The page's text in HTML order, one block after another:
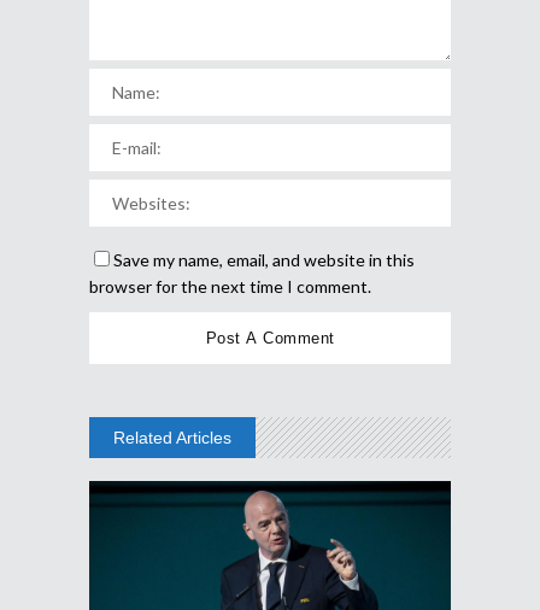
Save my name, email, and website in this
browser for the next time I comment.
Related Articles